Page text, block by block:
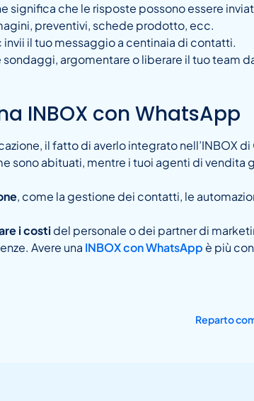
significa che le risposte possono essere
preventivi, schede prodotto, ecc.
il tuo messaggio a centinaia di contatti.
sondaggi, argomentare o liberare il tuo team
INBOX con WhatsApp
il fatto di averlo integrato nell’INBOX
sono abituati, mentre i tuoi agenti di vendita
, come la gestione dei contatti, le
i costi del personale o dei partner di
Avere una INBOX con WhatsApp è più
Reparto